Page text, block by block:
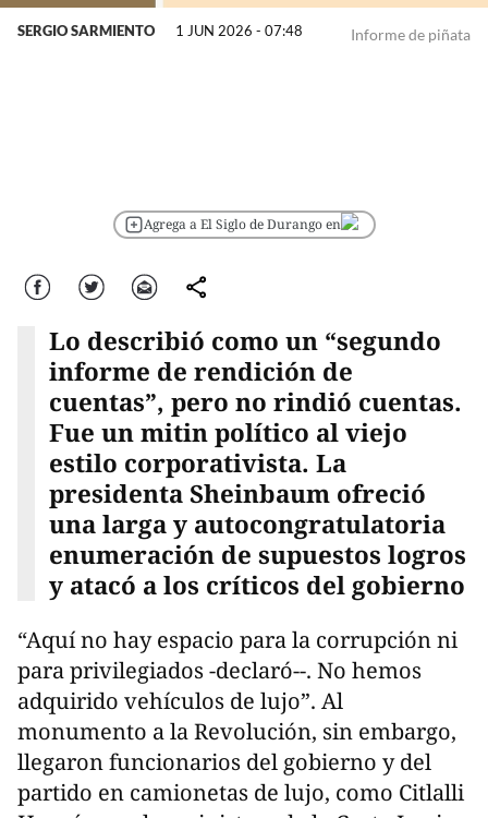
Informe de piñata
SERGIO SARMIENTO 1 JUN 2026 - 07:48
Agrega a El Siglo de Durango en
Facebook Twitter Correo comparte
Lo describió como un “segundo
informe de rendición de
cuentas”, pero no rindió cuentas.
Fue un mitin político al viejo
estilo corporativista. La
presidenta Sheinbaum ofreció
una larga y autocongratulatoria
enumeración de supuestos logros
y atacó a los críticos del gobierno
“Aquí no hay espacio para la corrupción ni
para privilegiados -declaró--. No hemos
adquirido vehículos de lujo”. Al
monumento a la Revolución, sin embargo,
llegaron funcionarios del gobierno y del
partido en camionetas de lujo, como Citlalli